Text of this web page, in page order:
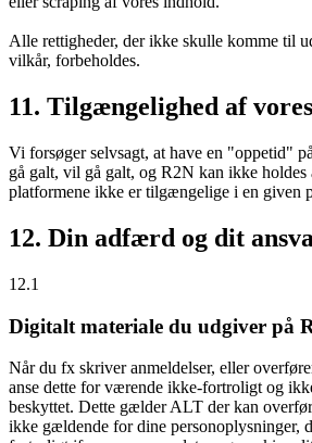
Alle rettigheder, der ikke skulle komme til
vilkår, forbeholdes.
11. Tilgængelighed af
Vi forsøger selvsagt, at have en "oppetid"
gå galt, vil gå galt, og R2N kan ikke holdes
platformene ikke er tilgængelige i en given
12. Din adfærd og dit
12.1
Digitalt materiale du udgiver på
Når du fx skriver anmeldelser, eller
anse dette for værende ikke-fortroligt og
beskyttet. Dette gælder ALT der kan
ikke gældende for dine personoplysninger,